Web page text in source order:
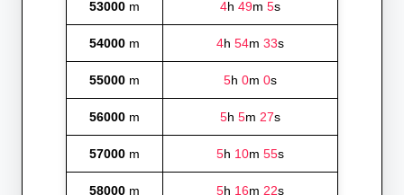
53000 m 4h 49m 5s
54000 m 4h 54m 33s
55000 m 5h 0m 0s
56000 m 5h 5m 27s
57000 m 5h 10m 55s
58000 m 5h 16m 22s